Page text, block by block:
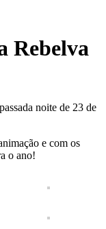
Rebelva
noite de 23 de
e com os
o ano!